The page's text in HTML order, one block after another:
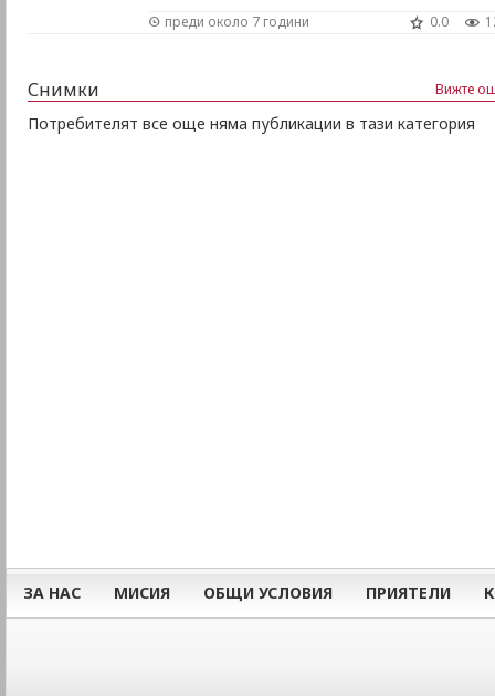
правят в собствения си двор. Всеки има
най-вече от здравия разум, в които е
преди около 7 години 0.0
Снимки Вижте
Потребителят все още няма публикации в тази категория
ЗА НАС МИСИЯ ОБЩИ УСЛОВИЯ ПРИЯТЕЛИ